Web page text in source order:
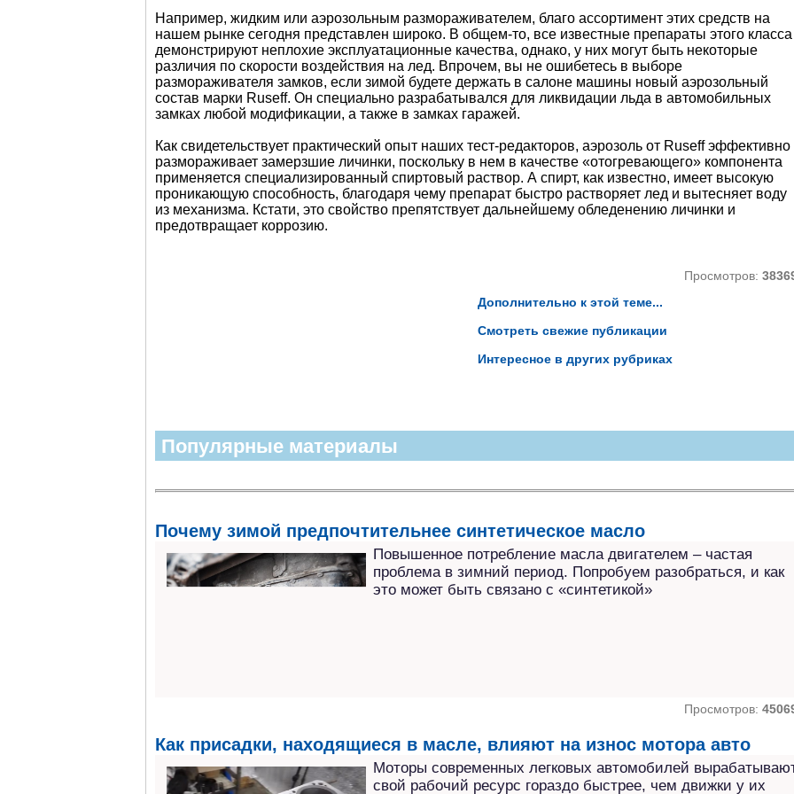
Например, жидким или аэрозольным размораживателем, благо ассортимент этих средств на
нашем рынке сегодня представлен широко. В общем-то, все известные препараты этого класса
демонстрируют неплохие эксплуатационные качества, однако, у них могут быть некоторые
различия по скорости воздействия на лед. Впрочем, вы не ошибетесь в выборе
размораживателя замков, если зимой будете держать в салоне машины новый аэрозольный
состав марки Ruseff. Он специально разрабатывался для ликвидации льда в автомобильных
замках любой модификации, а также в замках гаражей.
Как свидетельствует практический опыт наших тест-редакторов, аэрозоль от Ruseff эффективно
размораживает замерзшие личинки, поскольку в нем в качестве «отогревающего» компонента
применяется специализированный спиртовый раствор. А спирт, как известно, имеет высокую
проникающую способность, благодаря чему препарат быстро растворяет лед и вытесняет воду
из механизма. Кстати, это свойство препятствует дальнейшему обледенению личинки и
предотвращает коррозию.
Просмотров:
Дополнительно к этой теме...
Смотреть свежие публикации
Интересное в других рубриках
Популярные материалы
Почему зимой предпочтительнее синтетическое масло
Повышенное потребление масла двигателем – частая
проблема в зимний период. Попробуем разобраться, и как
это может быть связано с «синтетикой»
Просмотров:
Как присадки, находящиеся в масле, влияют на износ мотора авто
Моторы современных легковых автомобилей
свой рабочий ресурс гораздо быстрее, чем движки у их